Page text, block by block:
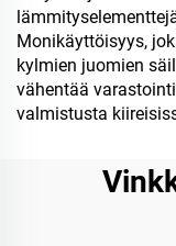
Monikäyttöisyys,
kylmien juomien
vähentää
valmistusta